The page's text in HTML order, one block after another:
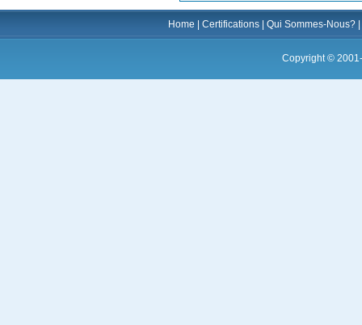
Home Certifications Qui Sommes-Nous?
Copyright ©